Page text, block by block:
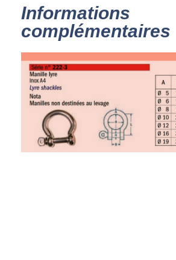
Informations
complémentaires